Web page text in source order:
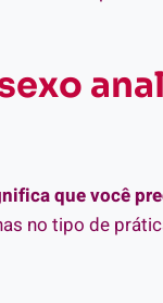
que você
no tipo de